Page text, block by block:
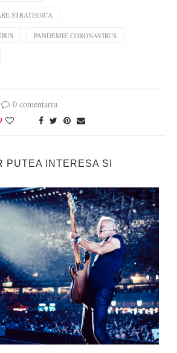
STRATEGICA
PANDEMIE CORONAVIRUS
0 comentariu
PUTEA INTERESA SI